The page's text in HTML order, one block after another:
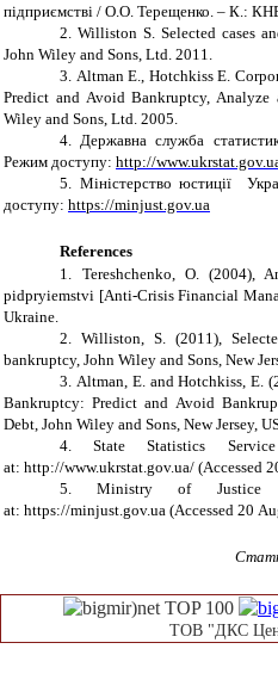
підприємстві / О.О. Терещенко. – К.:
2.
Williston S. Selected cases
John Wiley and Sons, Ltd. 2011.
3. Altman E., Hotchkiss E.
Predict and Avoid Bankruptcy,
Wiley and Sons, Ltd. 2005.
4.
Державна служба
Режим доступу: http://
5.
Міністерство юстиції
доступу: https://minjust.gov.ua
References
1.
Tereshchenko, O. (2004),
pidpryiemstvi [Anti-Crisis Financial
Ukraine.
2.
Williston, S. (2011),
bankruptcy, John Wiley and Sons, New
3. Altman, E. and Hotchkiss, E.
Bankruptcy: Predict and Avoid
Debt, John Wiley and Sons, New Jersey,
4.
State Statistics
at: http://www.ukrstat.gov.ua/ (Accessed
5.
Ministry of
at: https://minjust.gov.ua (Accessed 20
ТОВ "ДКС